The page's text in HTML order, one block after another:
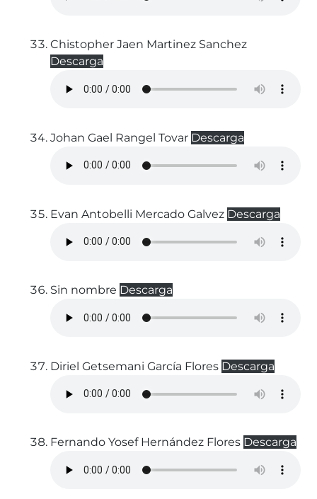
Chistopher Jaen Martinez Sanchez
Descarga
Johan Gael Rangel Tovar Descarga
Evan Antobelli Mercado Galvez Descarga
Sin nombre Descarga
Diriel Getsemani García Flores Descarga
Fernando Yosef Hernández Flores Descarga